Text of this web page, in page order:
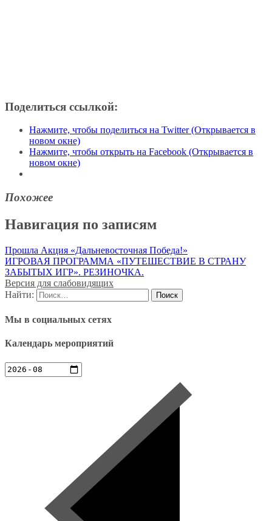
Поделиться ссылкой:
Нажмите, чтобы поделиться на Twitter (Открывается в
новом окне)
Нажмите, чтобы открыть на Facebook (Открывается в
новом окне)
Похожее
Навигация по записям
Прошла Акция «Дальневосточная Победа!»
ИГРОВАЯ ПРОГРАММА «ПУТЕШЕСТВИЕ В СТРАНУ
ЗАБЫТЫХ ИГР». РЕЗИНОЧКА.
Версия для слабовидящих
Найти:
Мы в социальных сетях
Календарь мероприятий